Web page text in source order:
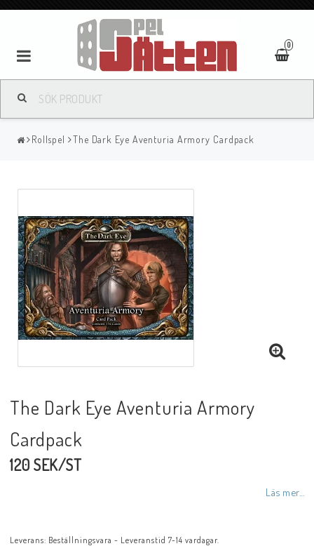
0
Rollspel The Dark Eye Aventuria Armory Cardpack
The Dark Eye Aventuria Armory
Cardpack
120 SEK/ST
Läs mer...
Leverans: Beställningsvara - Leveranstid 7-14 vardagar.